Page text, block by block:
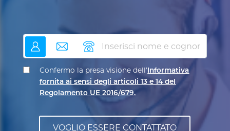
nome email telefono
Confermo la presa visione dell’ Informativa
fornita ai sensi degli articoli 13 e 14 del
Regolamento UE 2016/679.